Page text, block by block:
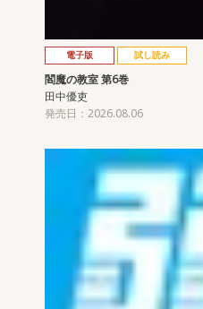
電子版 試し読み
閻魔の教室 第6巻
田中優吏
発売日：2026.08.06